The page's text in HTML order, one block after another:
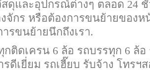
ดุและอุปกรณ์ต่างๆ ตลอด 24
จักร หรือต้องการขนย้ายของ
รขนย้ายนึกถึงเรา.
กติดเครน 6 ล้อ รถบรรทุก 6 ล้อ
รดีเยี่ยม รถเฮี๊ยบ รับจ้าง โทรฯ